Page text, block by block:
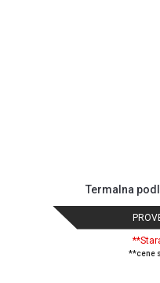
Termalna
**cene